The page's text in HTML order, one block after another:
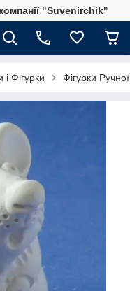
"Suvenirchik"
і Фігурки Фігурки